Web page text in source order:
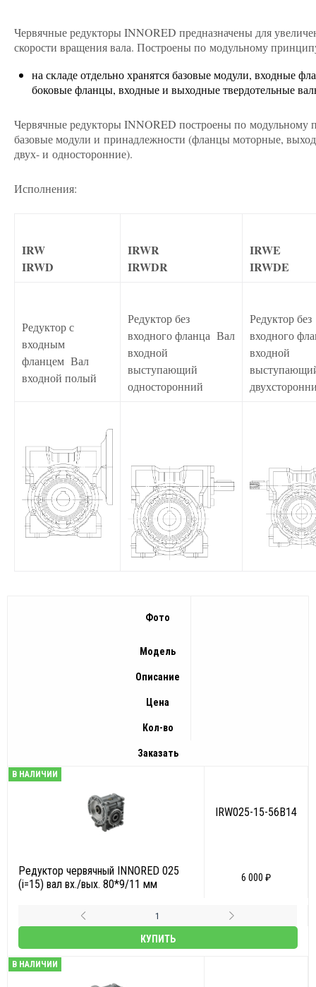
Червячные редукторы INNORED предназначены для
скорости вращения вала. Построены по модульному
на складе отдельно хранятся базовые модули, входные
боковые фланцы, входные и выходные твердотельные
Червячные редукторы INNORED построены по модульному
базовые модули и принадлежности (фланцы моторные,
двух- и односторонние).
Исполнения:
IRW
IRWD
IRWR
IRWDR
IRWE
IRWDE
Редуктор с
входным
фланцем Вал
входной полый
Редуктор без
входного фланца Вал
входной
выступающий
односторонний
Редуктор без
входного
входной
Фото
Модель
Описание
Цена
Кол-во
Заказать
В НАЛИЧИИ
IRW025-15-56B14
Редуктор червячный INNORED 025
(i=15) вал вх./вых. 80*9/11 мм
6 000 ₽
КУПИТЬ
В НАЛИЧИИ